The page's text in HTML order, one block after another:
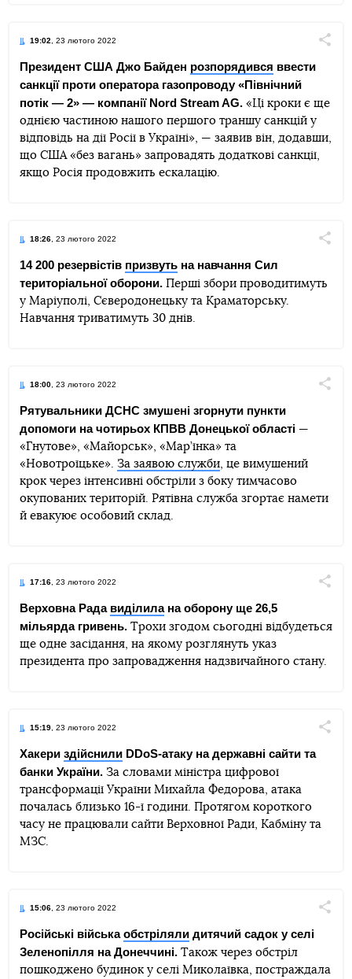
19:02 , 23 лютого 2022
TelegramFacebookTwitter
Президент США Джо Байден розпорядився ввести
санкції проти оператора газопроводу «Північний
потік — 2» — компанії Nord Stream AG. «Ці кроки є ще
однією частиною нашого першого траншу санкцій у
відповідь на дії Росії в Україні», — заявив він, додавши,
що США «без вагань» запровадять додаткові санкції,
якщо Росія продовжить ескалацію.
18:26 , 23 лютого 2022
TelegramFacebookTwitter
14 200 резервістів призвуть на навчання Сил
територіальної оборони. Перші збори проводитимуть
у Маріуполі, Сєверодонецьку та Краматорську.
Навчання триватимуть 30 днів.
18:00 , 23 лютого 2022
Telegram FacebookTwitter
Рятувальники ДСНС змушені згорнути пункти
допомоги на чотирьох КПВВ Донецької області —
«Гнутове», «Майорськ», «Мар’їнка» та
«Новотроїцьке». За заявою служби, це вимушений
крок через інтенсивні обстріли з боку тимчасово
окупованих територій. Рятівна служба згортає намети
й евакуює особовий склад.
17:16 , 23 лютого 2022
TelegramFacebookTwitter
Верховна Рада виділилана оборону ще 26,5
мільярда гривень. Трохи згодом сьогодні відбудеться
ще одне засідання, на якому розглянуть указ
президента про запровадження надзвичайного стану.
15:19 , 23 лютого 2022
TelegramFacebook Twitter
Хакери здійснили DDоS-атаку на державні сайти та
банки України. За словами міністра цифрової
трансформації України Михайла Федорова, атака
почалась близько 16-ї години. Протягом короткого
часу не працювали сайти Верховної Ради, Кабміну та
МЗС.
15:06 , 23 лютого 2022
Telegram FacebookTwitter
Російські військаобстріляли дитячий садок у селі
Зеленопілля на Донеччині. Також через обстріл
пошкоджено будинок у селі Миколаївка, постраждала